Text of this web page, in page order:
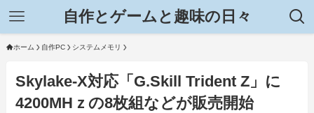
自作とゲームと趣味の日々
ホーム 自作PC システムメモリ
Skylake-X対応「G.Skill Trident Z」に
4200MHｚの8枚組などが販売開始